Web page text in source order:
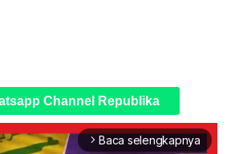
Channel Republika
arrow_forward_ios Baca selengkapnya